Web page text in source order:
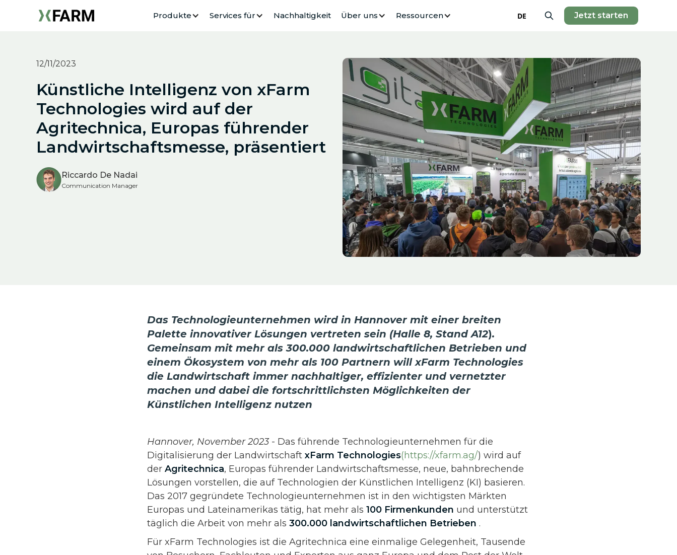
Produkte Services für Nachhaltigkeit Über uns Ressourcen DE Jetzt starten
12/11/2023
Künstliche Intelligenz von xFarm
Technologies wird auf der
Agritechnica, Europas führender
Landwirtschaftsmesse, präsentiert
Riccardo De Nadai
Communication Manager
Das Technologieunternehmen wird in Hannover mit einer breiten
Palette innovativer Lösungen vertreten sein (Halle 8, Stand A12).
Gemeinsam mit mehr als 300.000 landwirtschaftlichen Betrieben und
einem Ökosystem von mehr als 100 Partnern will xFarm Technologies
die Landwirtschaft immer nachhaltiger, effizienter und vernetzter
machen und dabei die fortschrittlichsten Möglichkeiten der
Künstlichen Intelligenz nutzen
Hannover, November 2023- Das führende Technologieunternehmen für die
Digitalisierung der Landwirtschaft xFarm Technologies(https://xfarm.ag/) wird auf
der Agritechnica, Europas führender Landwirtschaftsmesse, neue, bahnbrechende
Lösungen vorstellen, die auf Technologien der Künstlichen Intelligenz (KI) basieren.
Das 2017 gegründete Technologieunternehmen ist in den wichtigsten Märkten
Europas und Lateinamerikas tätig, hat mehr als 100 Firmenkunden und unterstützt
täglich die Arbeit von mehr als 300.000 landwirtschaftlichen Betrieben .
Für xFarm Technologies ist die Agritechnica eine einmalige Gelegenheit, Tausende